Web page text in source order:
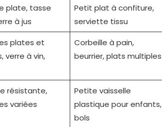
plate, tasse
à jus
Petit plat à confiture,
serviette tissu
plates et
verre à vin,
Corbeille à pain,
beurrier, plats multiples
résistante,
variées
Petite vaisselle
plastique pour enfants,
bols